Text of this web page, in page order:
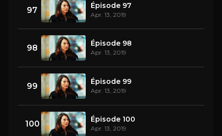
97 Épisode 97
Apr. 13, 2019
98 Épisode 98
Apr. 13, 2019
99 Épisode 99
Apr. 13, 2019
100 Épisode 100
Apr. 13, 2019